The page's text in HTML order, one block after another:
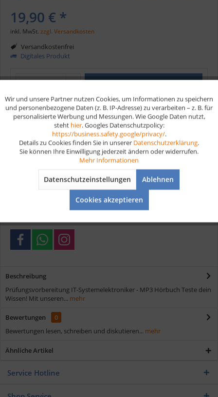
19,90 € *
inkl. MwSt. zzgl. Versandkosten
Versandkostenfrei
Digitales Produkt
Merken
HB241
EAN
9783961596836
Kostenloser Versand ab € 35,- Bestellwert
Verschiedene Zahlungsmöglichkeiten
Beschreibung
Prüfungsvorbereitung IT-Systemelektroniker - MP3 Hörbuch Teste dein
Wissen! Mit unseren... mehr
Bewertungen
0
Bewertungen lesen, schreiben und diskutieren... mehr
Ähnliche Artikel
Service Hotline
Funktionale Aktiv
Aktiv
Wir und unsere Partner nutzen Cookies, um Informationen zu speichern
und personenbezogene Daten (z. B. IP-Adresse) zu verarbeiten – z. B. für
personalisierte Werbung und Messungen. Wie Google Daten nutzt,
steht hier. Googles Datenschutzpolicy:
https://business.safety.google/privacy/.
Details zu Cookies finden Sie in unserer Datenschutzerklärung.
Sie können Ihre Einwilligung jederzeit ändern oder widerrufen.
Mehr Informationen
Datenschutzeinstellungen Ablehnen
Cookies akzeptieren